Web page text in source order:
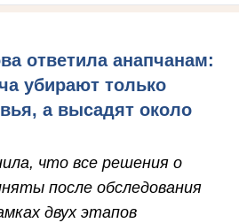
ответила анапчанам:
убирают только
а высадят около
что все решения о
после обследования
двух этапов